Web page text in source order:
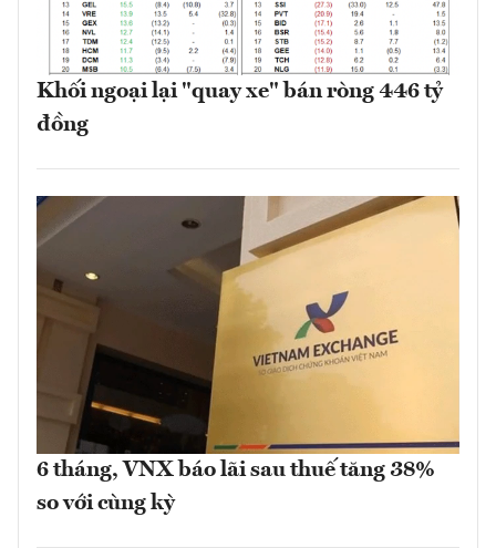
Khối ngoại lại "quay xe" bán ròng 446 tỷ
đồng
6 tháng, VNX báo lãi sau thuế tăng 38%
so với cùng kỳ